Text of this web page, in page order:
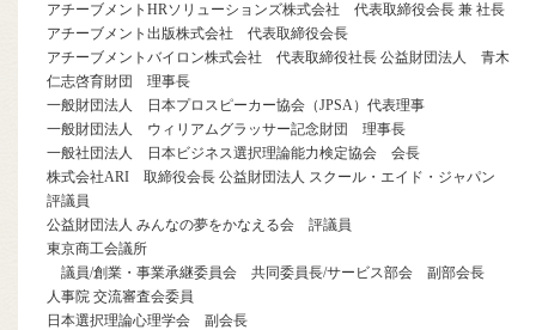
アチーブメントHRソリューションズ株式会社 代表取締役会長 兼 社長
アチーブメント出版株式会社 代表取締役会長
アチーブメントバイロン株式会社 代表取締役社長 公益財団法人 青木
仁志啓育財団 理事長
一般財団法人 日本プロスピーカー協会（JPSA）代表理事
一般財団法人 ウィリアムグラッサー記念財団 理事長
一般社団法人 日本ビジネス選択理論能力検定協会 会長
株式会社ARI 取締役会長 公益財団法人 スクール・エイド・ジャパン
評議員
公益財団法人 みんなの夢をかなえる会 評議員
東京商工会議所
議員/創業・事業承継委員会 共同委員長/サービス部会 副部会長
人事院 交流審査会委員
日本選択理論心理学会 副会長